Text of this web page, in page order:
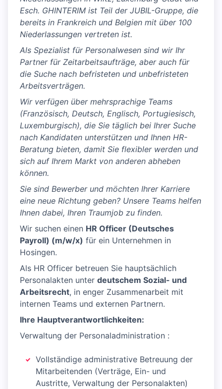
Esch. GHINTERIM ist Teil der JUBIL-Gruppe, die
bereits in Frankreich und Belgien mit über 100
Niederlassungen vertreten ist.
Als Spezialist für Personalwesen sind wir Ihr
Partner für Zeitarbeitsaufträge, aber auch für
die Suche nach befristeten und unbefristeten
Arbeitsverträgen.
Wir verfügen über mehrsprachige Teams
(Französisch, Deutsch, Englisch, Portugiesisch,
Luxemburgisch), die Sie täglich bei Ihrer Suche
nach Kandidaten unterstützen und Ihnen HR-
Beratung bieten, damit Sie flexibler werden und
sich auf Ihrem Markt von anderen abheben
können.
Sie sind Bewerber und möchten Ihrer Karriere
eine neue Richtung geben? Unsere Teams helfen
Ihnen dabei, Ihren Traumjob zu finden.
Wir suchen einen HR Officer (Deutsches
Payroll) (m/w/x) für ein Unternehmen in
Hosingen.
Als HR Officer betreuen Sie hauptsächlich
Personalakten unter deutschem Sozial- und
Arbeitsrecht, in enger Zusammenarbeit mit
internen Teams und externen Partnern.
Ihre Hauptverantwortlichkeiten:
Verwaltung der Personaladministration :
Vollständige administrative Betreuung der
Mitarbeitenden (Verträge, Ein- und
Austritte, Verwaltung der Personalakten)